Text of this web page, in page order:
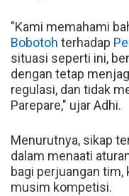
"Kami memahami
Bobotoh terhadap
situasi seperti ini,
dengan tetap
regulasi, dan tidak
Parepare," ujar Adhi.
Menurutnya, sikap
dalam menaati
bagi perjuangan
musim kompetisi.